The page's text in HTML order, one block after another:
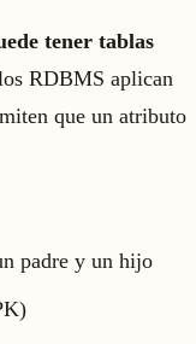
tener tablas
RDBMS aplican
que un atributo
padre y un hijo